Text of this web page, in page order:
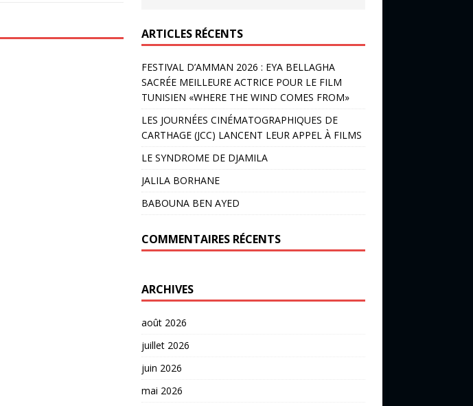
ARTICLES RÉCENTS
FESTIVAL D’AMMAN 2026 : EYA BELLAGHA
SACRÉE MEILLEURE ACTRICE POUR LE FILM
TUNISIEN «WHERE THE WIND COMES FROM»
LES JOURNÉES CINÉMATOGRAPHIQUES DE
CARTHAGE (JCC) LANCENT LEUR APPEL À FILMS
LE SYNDROME DE DJAMILA
JALILA BORHANE
BABOUNA BEN AYED
COMMENTAIRES RÉCENTS
ARCHIVES
août 2026
juillet 2026
juin 2026
mai 2026